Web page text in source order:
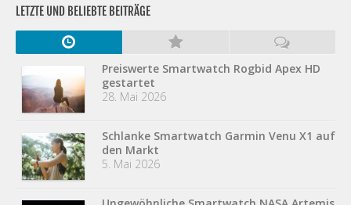
LETZTE UND BELIEBTE BEITRÄGE
Preiswerte Smartwatch Rogbid Apex HD
gestartet
28. Mai 2026
Schlanke Smartwatch Garmin Venu X1 auf
den Markt
5. Mai 2026